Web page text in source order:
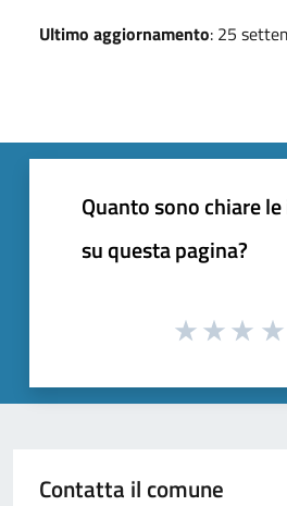
Ultimo aggiornamento: 25
Quanto sono chiare
su questa pagina?
Contatta il comune